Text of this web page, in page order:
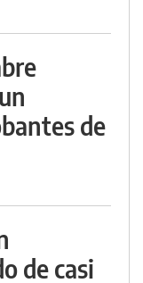
de
de casi